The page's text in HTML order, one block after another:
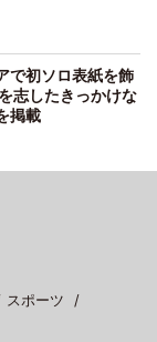
で初ソロ表紙を飾
志したきっかけな
掲載
スポーツ